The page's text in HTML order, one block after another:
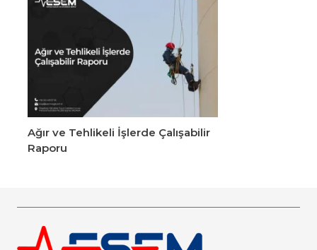
Ağır ve Tehlikeli İşlerde Çalışabilir
Raporu